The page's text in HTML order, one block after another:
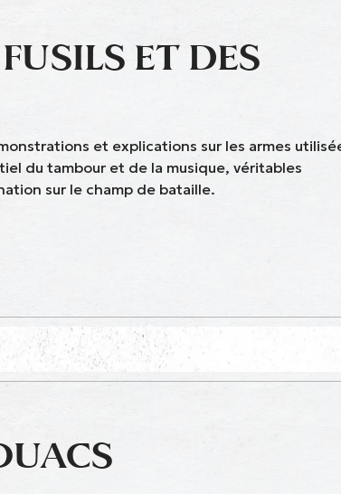
ET DES
et explications sur les armes
du tambour et de la musique, véritables
sur le champ de bataille.